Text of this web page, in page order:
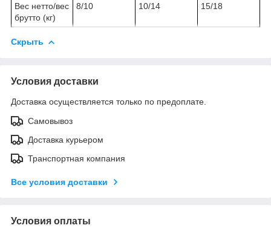
Вес нетто/вес
брутто (кг)
8/10 10/14 15/18
Скрыть
Условия доставки
Доставка осуществляется только по предоплате.
Самовывоз
Доставка курьером
Транспортная компания
Все условия доставки
Условия оплаты